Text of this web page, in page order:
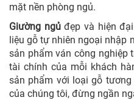
mặt nền phòng ngủ.
Giường ngủđẹp và hiện
liệu gỗ tự nhiên ngoại nhập
sản phẩm ván công nghiệp
tài chính của mỗi khách
sản phẩm với loại gỗ
của chúng tôi, đừng ngần